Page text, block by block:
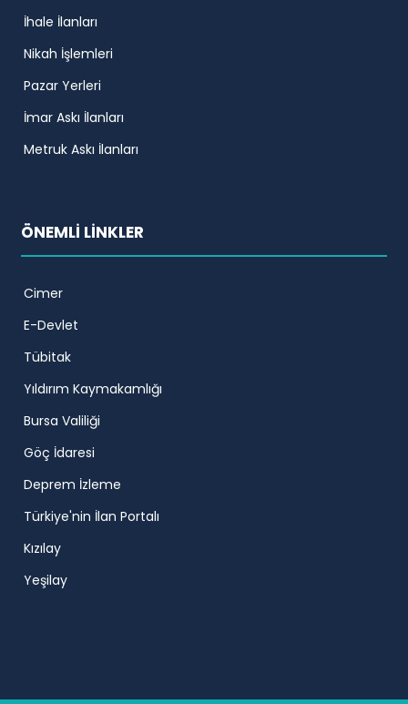
İhale İlanları
Nikah İşlemleri
Pazar Yerleri
İmar Askı İlanları
Metruk Askı İlanları
ÖNEMLİ LİNKLER
Cimer
E-Devlet
Tübitak
Yıldırım Kaymakamlığı
Bursa Valiliği
Göç İdaresi
Deprem İzleme
Türkiye'nin İlan Portalı
Kızılay
Yeşilay